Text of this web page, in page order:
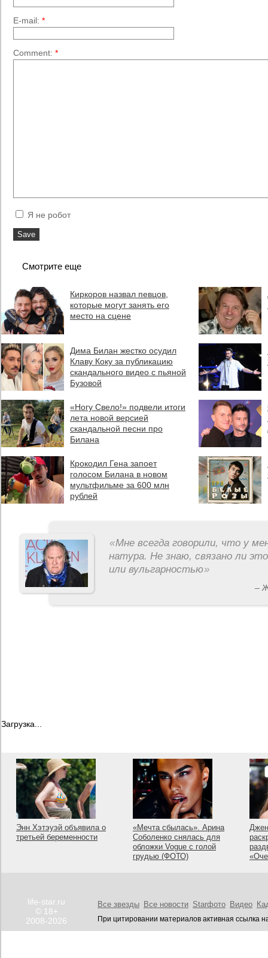
E-mail: *
Comment: *
Я не робот
Смотрите еще
Киркоров назвал певцов,
которые могут занять его
место на сцене
Дима Билан жестко осудил
Клаву Коку за публикацию
скандального видео с пьяной
Бузовой
«Ногу Свело!» подвели итоги
лета новой версией
скандальной песни про
Билана
Крокодил Гена запоет
голосом Билана в новом
мультфильме за 600 млн
рублей
«Мне всегда говорили, что у
натура. Не знаю, связано ли
или вульгарностью»
–
Загрузка...
Энн Хэтэуэй объявила о
третьей беременности
«Мечта сбылась». Арина
Соболенко снялась для
обложки Vogue с голой
грудью (ФОТО)
life-star.ru
© 18+
2008-2026
Все звезды Все новости Starфото Видео
При цитировании материалов активная ссылка